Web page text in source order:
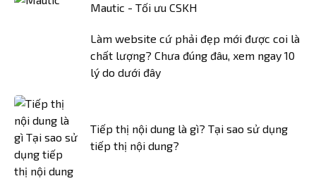
Mautic - Tối ưu CSKH
Làm website cứ phải đẹp mới được coi là
chất lượng? Chưa đúng đâu, xem ngay 10
lý do dưới đây
Tiếp thị nội dung là gì? Tại sao sử dụng
tiếp thị nội dung?